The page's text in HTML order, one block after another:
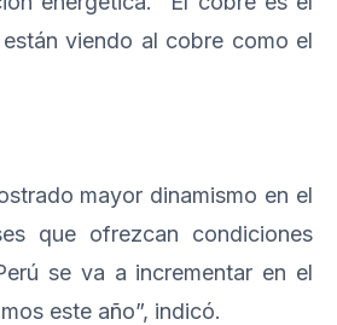
viendo al cobre como el
mayor dinamismo en el
que ofrezcan condiciones
se va a incrementar en el
este año”, indicó.